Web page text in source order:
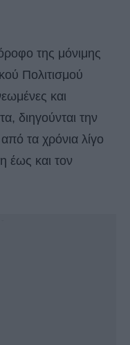
της μόνιμης
Πολιτισμού
και
διηγούνται την
τα χρόνια λίγο
έως και τον